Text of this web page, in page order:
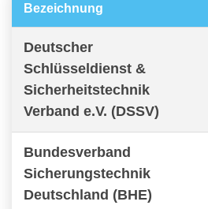
Bezeichnung
Deutscher
Schlüsseldienst &
Sicherheitstechnik
Verband e.V. (DSSV)
Bundesverband
Sicherungstechnik
Deutschland (BHE)